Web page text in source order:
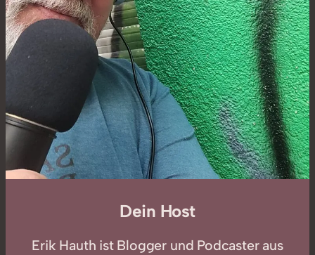
Dein Host
Erik Hauth ist Blogger und Podcaster aus